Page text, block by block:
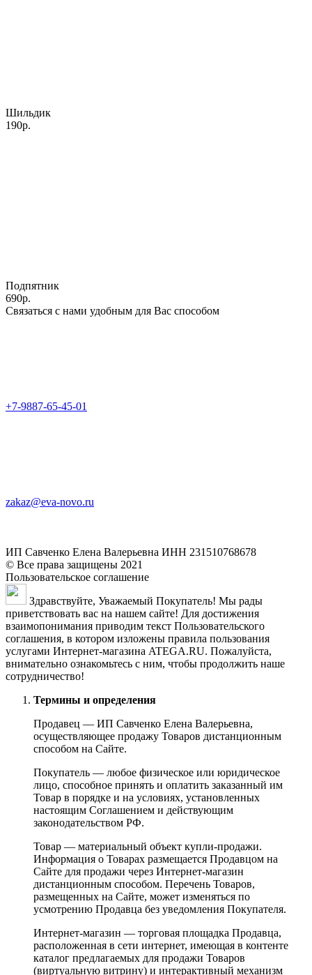
Шильдик
190р.
Подпятник
690р.
Связаться с нами удобным для Вас способом
+7-9887-65-45-01
zakaz@eva-novo.ru
ИП Савченко Елена Валерьевна ИНН 231510768678
© Все права защищены 2021
Пользовательское соглашение
Здравствуйте, Уважаемый Покупатель! Мы рады
приветствовать вас на нашем сайте! Для достижения
взаимопонимания приводим текст Пользовательского
соглашения, в котором изложены правила пользования
услугами Интернет-магазина ATEGA.RU. Пожалуйста,
внимательно ознакомьтесь с ним, чтобы продолжить наше
сотрудничество!
Термины и определения
Продавец — ИП Савченко Елена Валерьевна,
осуществляющее продажу Товаров дистанционным
способом на Сайте.
Покупатель — любое физическое или юридическое
лицо, способное принять и оплатить заказанный им
Товар в порядке и на условиях, установленных
настоящим Соглашением и действующим
законодательством РФ.
Товар — материальный объект купли-продажи.
Информация о Товарах размещается Продавцом на
Сайте для продажи через Интернет-магазин
дистанционным способом. Перечень Товаров,
размещенных на Сайте, может изменяться по
усмотрению Продавца без уведомления Покупателя.
Интернет-магазин — торговая площадка Продавца,
расположенная в сети интернет, имеющая в контенте
каталог предлагаемых для продажи Товаров
(виртуальную витрину) и интерактивный механизм